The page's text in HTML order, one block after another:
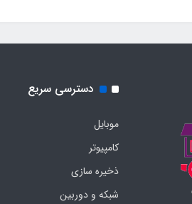
دسترسی سریع
موبایل
کامپیوتر
ذخیره سازی
شبکه و دوربین